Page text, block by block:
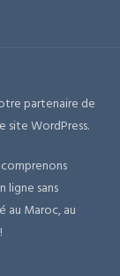
partenaire de
site WordPress.
ligne sans
au Maroc, au